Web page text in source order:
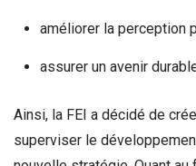
améliorer la perception
assurer un avenir
Ainsi, la FEI a décidé de
superviser le